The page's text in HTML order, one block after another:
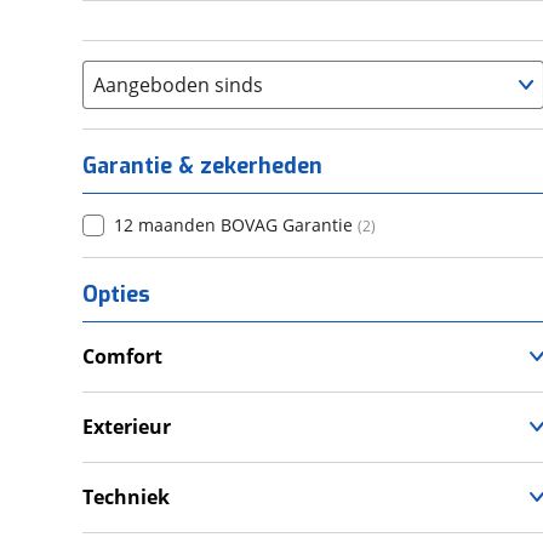
Aangeboden sinds
Garantie & zekerheden
12 maanden BOVAG Garantie (2)
Opties
Comfort
Televisie
Wasruimte met toilet
Exterieur
Fietsendrager
Techniek